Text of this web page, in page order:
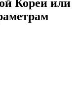
Кореи или